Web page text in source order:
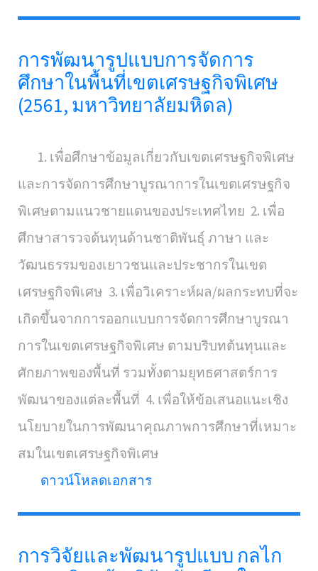
การพัฒนารูปแบบการจัดการ
ศึกษาในพื้นที่เขตเศรษฐกิจพิเศษ
(2561, มหาวิทยาลัยมหิดล)
1. เพื่อศึกษาข้อมูลเกี่ยวกับเขตเศรษฐกิจพิเศษ
และการจัดการศึกษาบูรณาการในเขตเศรษฐกิจ
พิเศษตามแนวชายแดนของประเทศไทย 2. เพื่อ
ศึกษาสารวจต้นทุนด้านชาติพันธุ์ ภาษา และ
วัฒนธรรมของเยาวชนและประชากรในเขต
เศรษฐกิจพิเศษ 3. เพื่อวิเคราะห์ผล/ผลกระทบที่จะ
เกิดขึ้นจากการออกแบบการจัดการศึกษาบูรณา
การในเขตเศรษฐกิจพิเศษ ตามบริบทต้นทุนและ
ศักยภาพของพื้นที่ รวมทั้งตามยุทธศาสตร์การ
พัฒนาของแต่ละพื้นที่ 4. เพื่อให้ข้อเสนอแนะเชิง
นโยบายในการพัฒนาคุณภาพการศึกษาที่เหมาะ
สมในเขตเศรษฐกิจพิเศษ
ดาวน์โหลดเอกสาร
การวิจัยและพัฒนารูปแบบ กลไก